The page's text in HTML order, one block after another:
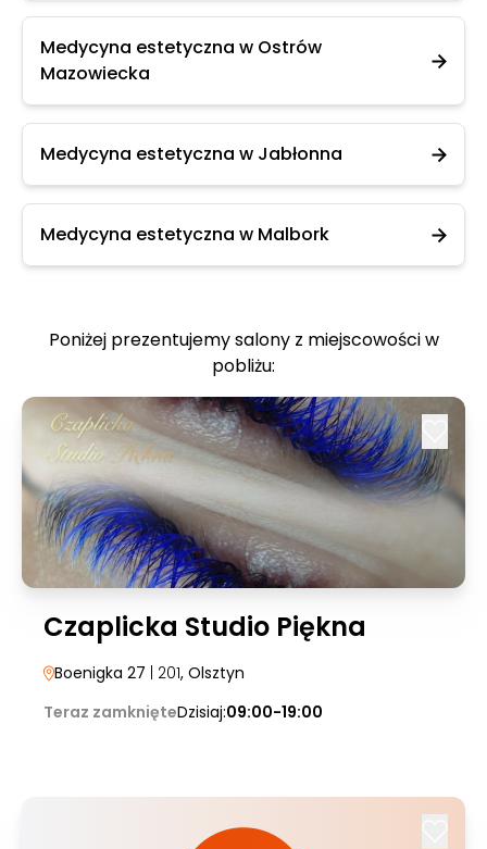
Medycyna estetyczna w Ostrów
Mazowiecka
Medycyna estetyczna w Jabłonna
Medycyna estetyczna w Malbork
Poniżej prezentujemy salony z miejscowości w
pobliżu:
Czaplicka Studio Piękna
Boenigka 27 | 201, Olsztyn
Teraz zamknięteDzisiaj:09:00-19:00